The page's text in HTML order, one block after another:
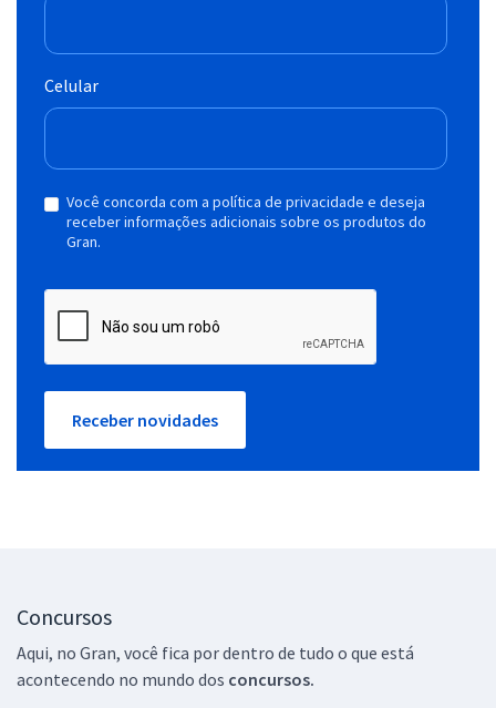
Celular
Você concorda com a política de privacidade e deseja
receber informações adicionais sobre os produtos do
Gran.
Receber novidades
Concursos
Aqui, no Gran, você fica por dentro de tudo o que está
acontecendo no mundo dos concursos.